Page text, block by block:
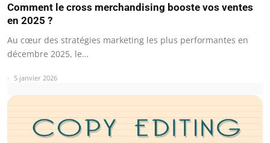
Comment le cross merchandising booste vos ventes
en 2025 ?
Au cœur des stratégies marketing les plus performantes en
décembre 2025, le…
5 janvier 2026